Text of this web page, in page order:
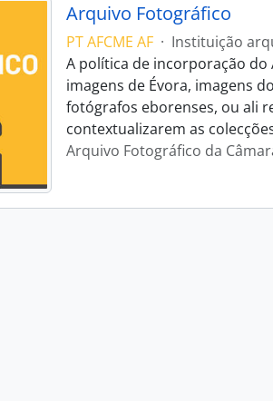
Arquivo Fotográfico
PT AFCME AF · Instituição
A política de incorporação
imagens de Évora, imagens
fotógrafos eborenses, ou ali
contextualizarem as
Arquivo Fotográfico da